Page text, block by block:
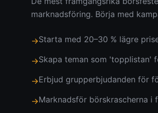
marknadsföring. Börja med
→Starta med 20–30 % lägre
→Skapa teman som 'topplistan'
→Erbjud grupperbjudanden för
→Marknadsför börskrascherna